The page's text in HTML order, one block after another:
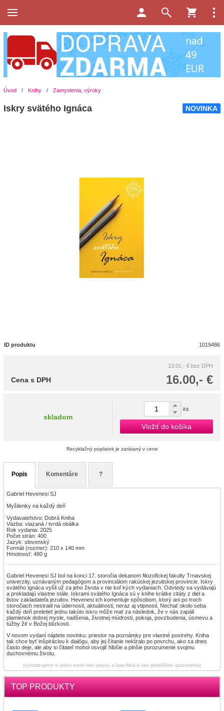
Úvod / Knihy / Zamyslenia, výroky
NOVINKA
Iskry svätého Ignáca
ID produktu 1019486
13.01,- € bez DPH
16.00,- €
Cena s DPH
skladom
ks
Vložiť do košíka
Recyklačný poplatok je zarátaný v cene
Popis Komentáre ?
Gabriel Hevenesi SJ
Myšlienky na každý deň
Vydavateľstvo: Dobrá Kniha
Väzba: viazaná / tvrdá obálka
Rok vydania: 2025
Počet strán: 400
Jazyk: slovenský
Formát (rozmer): 210 x 140 mm
Hmotnosť: 480 g
Gabriel Hevenesi SJ bol na konci 17. storočia dekanom filozofickej fakulty Trnavskej
univerzity, uznávaným pedagógom a provinciálom rakúskej jezuitskej provincie. Iskry
svätého Ignáca vyšli už za jeho života v nie koľ kých vydaniach. Odvtedy sa vydávajú
a prekladajú vlastne stále. Iskrami svätého Ignáca sú v knihe krátke citáty z diel a
listov zakladateľa jezuitov. Hevenesi ich komentuje spôsobom, ktorý ani po troch
storočiach nestratil na údernosti, aktuálnosti, neraz aj vtipnosti. Nechať okolo seba
každý deň preletieť jednu takúto iskru môže mať za následok, že v nás zapáli
plamienok dobrej mysle, nadšenia, životnej múdrosti, pokoja, povzbudenia, úsmevu a
túžby žiť v Božej blízkosti.
V novom vydaní nájdete novinku: priestor na poznámky pre vlastné postrehy. Kniha
tak chce byť inšpiráciou k dialógu, aby jej čítanie nekĺzalo po povrchu, ako sa dnes
často deje, ale aby si čitateľ mohol osvojiť hlbšie a plnšie porozumenie svojmu
duchovnému životu.
(vyhradzujeme si právo meniť tieto popisy a špecifikácie bez predošlého upozornenia)
TOP PRODUKTY